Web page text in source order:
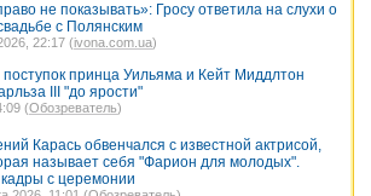
не показывать»: Гросу ответила на слухи о
с Полянским
22:17 (ivona.com.ua)
поступок принца Уильяма и Кейт Миддлтон
III "до ярости"
(Обозреватель)
Карась обвенчался с известной актрисой,
называет себя "Фарион для молодых".
с церемонии